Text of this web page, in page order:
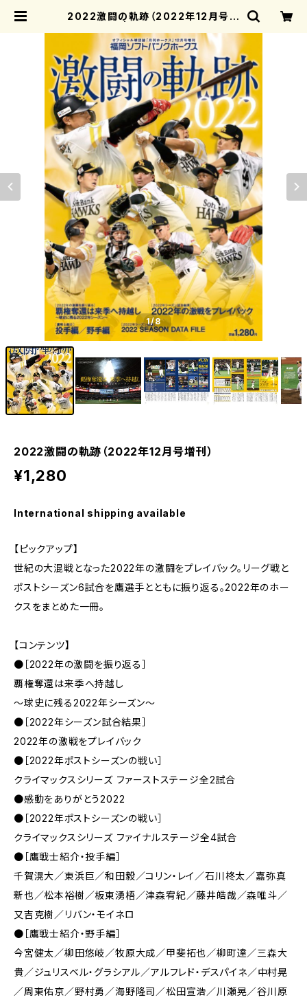
2022激闘の軌跡（2022年12月号増
1/8
2022激闘の軌跡（2022年12月号増刊）
¥1,280
International shipping available
【ピックアップ】
世紀の大混戦となった2022年の激闘をプレイバック。リーグ戦と
ポストシーズン6試合を鷹選手とともに振り返る。2022年のホー
クスをまとめた一冊。
【コンテンツ】
●［2022年の激闘を振り返る］
覇権奪還は来季へ持越し
～球史に残る2022年シーズン～
●［2022年シーズン試合結果］
2022年の激戦をプレイバック
●［2022年ポストシーズンの戦い］
クライマックスシリーズ ファーストステージ全2試合
●感動をありがとう2022
●［2022年ポストシーズンの戦い］
クライマックスシリーズ ファイナルステージ全4試合
●［鷹戦士紹介・投手編］
千賀滉大／東浜巨／和田毅／コリン・レイ／石川柊太／嘉弥真
新也／松本裕樹／板東湧梧／津森宥紀／藤井皓哉／森唯斗／
又吉克樹／リバン・モイネロ
●［鷹戦士紹介・野手編］
今宮健太／柳田悠岐／牧原大成／甲斐拓也／柳町達／三森大
貴／ジュリスベル・グラシアル／アルフレド・デスパイネ／中村晃
／周東佑京／野村勇／海野隆司／松田宣浩／川瀬晃／谷川原